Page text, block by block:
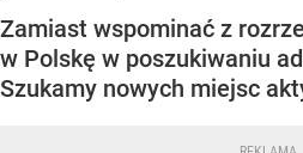
Zamiast wspominać z
w Polskę w poszukiwaniu
Szukamy nowych miejsc